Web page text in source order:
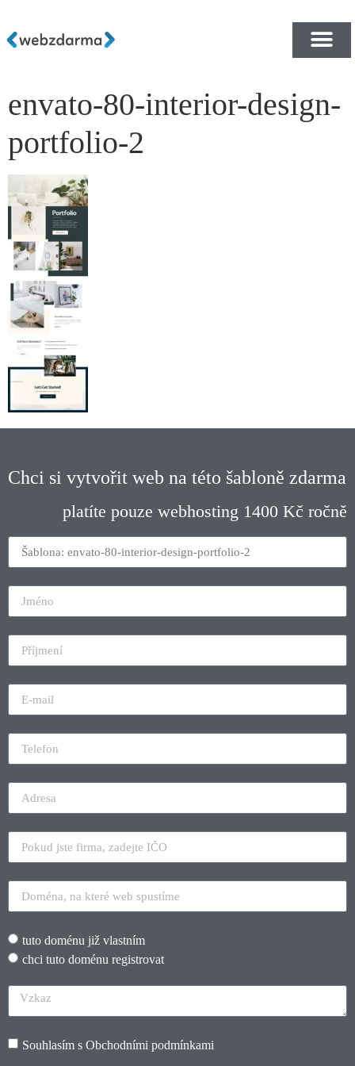
envato-80-interior-design-
portfolio-2
Chci si vytvořit web na této šabloně zdarma
platíte pouze webhosting 1400 Kč ročně
tuto doménu již vlastním
chci tuto doménu registrovat
Souhlasím s Obchodními podmínkami